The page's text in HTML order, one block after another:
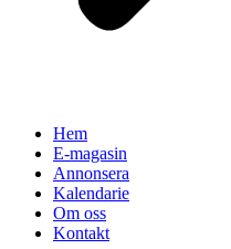
Hem
E-magasin
Annonsera
Kalendarie
Om oss
Kontakt